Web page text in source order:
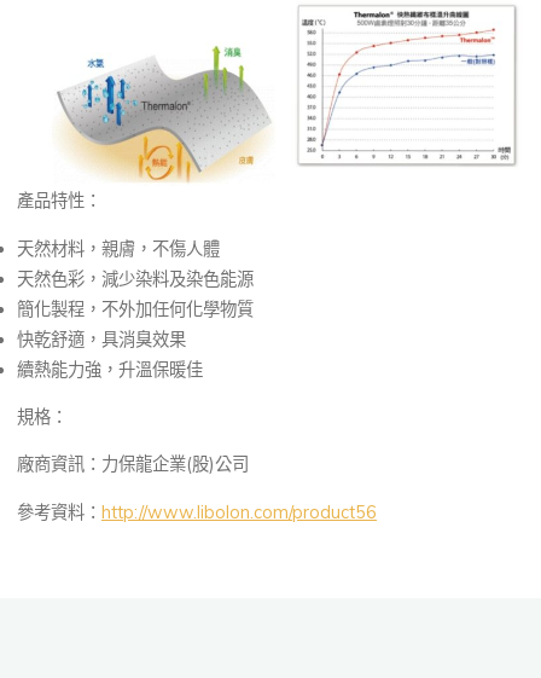
產品特性：
天然材料，親膚，不傷人體
天然色彩，減少染料及染色能源
簡化製程，不外加任何化學物質
快乾舒適，具消臭效果
續熱能力強，升溫保暖佳
規格：
廠商資訊：力保龍企業(股)公司
參考資料：http://www.libolon.com/product56